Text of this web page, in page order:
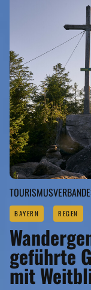
BAYERN REGEN
geführte
mit